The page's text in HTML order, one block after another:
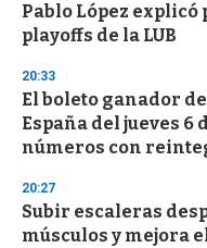
Pablo López
playoffs de la LUB
20:33
El boleto ganador
España del jueves 6
números con
20:27
Subir escaleras
músculos y mejora